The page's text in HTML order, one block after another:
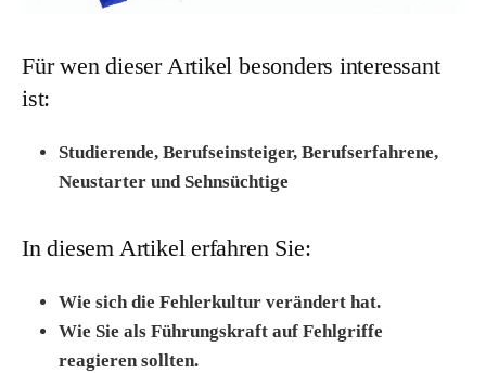
Für wen dieser Artikel besonders interessant
ist:
Studierende, Berufseinsteiger, Berufserfahrene,
Neustarter und Sehnsüchtige
In diesem Artikel erfahren Sie:
Wie sich die Fehlerkultur verändert hat.
Wie Sie als Führungskraft auf Fehlgriffe
reagieren sollten.